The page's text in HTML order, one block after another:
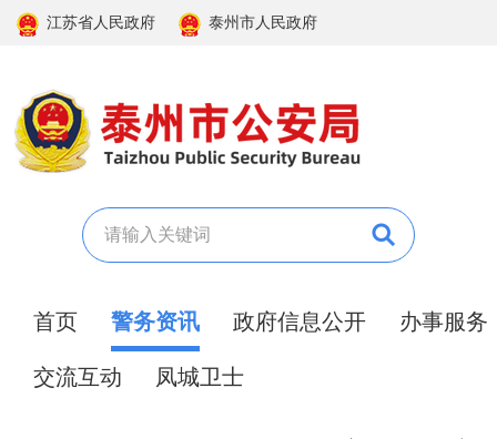
江苏省人民政府 泰州市人民政府
首页 警务资讯 政府信息公开 办事服务
交流互动 凤城卫士